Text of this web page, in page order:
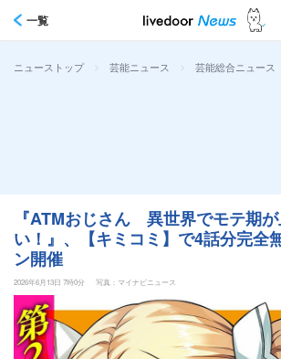
一覧
ニューストップ > 芸能ニュース > 芸能総合ニュース
『ATMおじさん 異世界でモテ期
い！』、【キミコミ】で4話分完全
ン開催
2026年6月13日 7時0分 写真：マイナビニュース